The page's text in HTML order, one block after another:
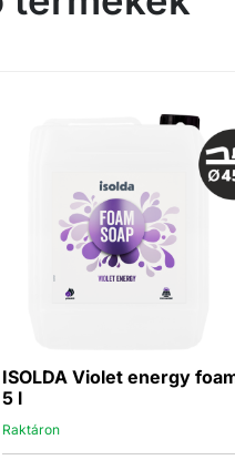
ISOLDA Violet energy
5 l
Raktáron